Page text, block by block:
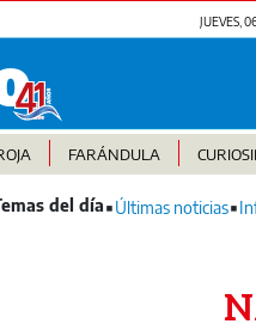
JUEVES,
FARÁNDULA
Últimas noticias